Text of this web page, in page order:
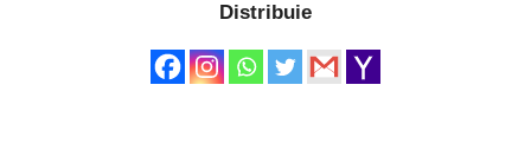
Distribuie